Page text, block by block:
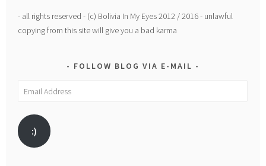
- all rights reserved - (c) Bolivia In My Eyes 2012 / 2016 - unlawful
copying from this site will give you a bad karma
FOLLOW BLOG VIA E-MAIL
Email
:)